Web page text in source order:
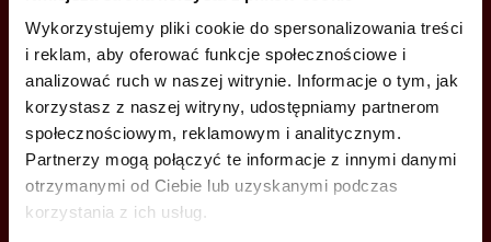
Wykorzystujemy pliki cookie do spersonalizowania treści
i reklam, aby oferować funkcje społecznościowe i
analizować ruch w naszej witrynie. Informacje o tym, jak
korzystasz z naszej witryny, udostępniamy partnerom
społecznościowym, reklamowym i analitycznym.
Partnerzy mogą połączyć te informacje z innymi danymi
otrzymanymi od Ciebie lub uzyskanymi podczas
korzystania z ich usług.
+48 22 167 04 00
info@bazabiur.pl